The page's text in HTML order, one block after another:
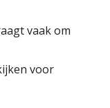
vaak om
voor